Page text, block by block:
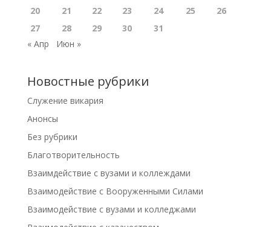
20
21 22 23 24 25
26
27
28 29 30
31
« Апр
Июн »
Новостные рубрики
Cлужение викария
Анонсы
Без рубрики
Благотворительность
Взаимдействие с вузами и коллеждами
Взаимодействие с Вооруженными Силами
Взаимодействие с вузами и колледжами